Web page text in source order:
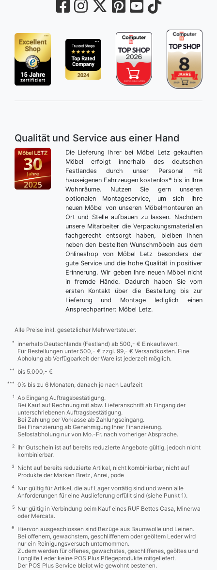
Qualität und Service aus einer Hand
Die Lieferung Ihrer bei Möbel Letz gekauften
Möbel erfolgt innerhalb des deutschen
Festlandes durch unser Personal mit
hauseigenen Fahrzeugen kostenlos* bis in Ihre
Wohnräume. Nutzen Sie gern unseren
optionalen Montageservice, um sich Ihre
neuen Möbel von unseren Möbelmonteuren an
Ort und Stelle aufbauen zu lassen. Nachdem
unsere Mitarbeiter die Verpackungsmaterialien
fachgerecht entsorgt haben, bleiben Ihnen
neben den bestellten Wunschmöbeln aus dem
Onlineshop von Möbel Letz besonders der
gute Service und die hohe Qualität in positiver
Erinnerung. Wir geben Ihre neuen Möbel nicht
in fremde Hände. Dadurch haben Sie vom
ersten Kontakt über die Bestellung bis zur
Lieferung und Montage lediglich einen
Ansprechpartner: Möbel Letz.
Alle Preise inkl. gesetzlicher Mehrwertsteuer.
*
innerhalb Deutschlands (Festland) ab 500,- € Einkaufswert.
Für Bestellungen unter 500,- € zzgl. 99,- € Versandkosten. Eine
Abholung ab Verfügbarkeit der Ware ist jederzeit möglich.
** bis 5.000,- €
*** 0% bis zu 6 Monaten, danach je nach Laufzeit
1
Ab Eingang Auftragsbestätigung.
Bei Kauf auf Rechnung mit abw. Lieferanschrift ab Eingang der
unterschriebenen Auftragsbestätigung.
Bei Zahlung per Vorkasse ab Zahlungseingang.
Bei Finanzierung ab Genehmigung Ihrer Finanzierung.
Selbstabholung nur von Mo.-Fr. nach vorheriger Absprache.
2
Ihr Gutschein ist auf bereits reduzierte Angebote gültig, jedoch nicht
kombinierbar.
3
Nicht auf bereits reduzierte Artikel, nicht kombinierbar, nicht auf
Produkte der Marken Bretz, Anrei, pode
4
Nur gültig für Artikel, die auf Lager vorrätig sind und wenn alle
Anforderungen für eine Auslieferung erfüllt sind (siehe Punkt 1).
5
Nur gültig in Verbindung beim Kauf eines RUF Bettes Casa, Minerwa
oder Mercata.
6
Hiervon ausgeschlossen sind Bezüge aus Baumwolle und Leinen.
Bei offenem, gewachstem, geschliffenem oder geöltem Leder wird
nur ein Reinigungsversuch unternommen.
Zudem werden für offenes, gewachstes, geschliffenes, geöltes und
Longlife Leder keine POS Plus Pflegeprodukte mitgeliefert.
Der POS Plus Service bleibt wie gewohnt bestehen.